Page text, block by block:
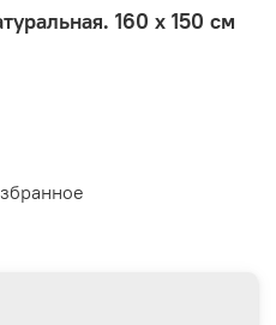
160 х 150 см